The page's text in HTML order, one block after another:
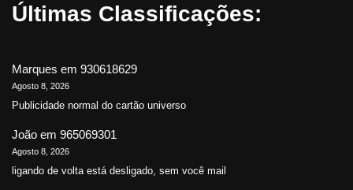
Últimas Classificações:
Marques em 930618629
Agosto 8, 2026
Publicidade normal do cartão universo
João em 965069301
Agosto 8, 2026
ligando de volta está desligado, sem você mail